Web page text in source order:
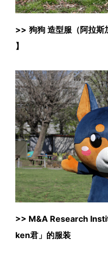
>> 狗狗 造型服（阿拉斯
】
>> M&A Research
ken君」的服装